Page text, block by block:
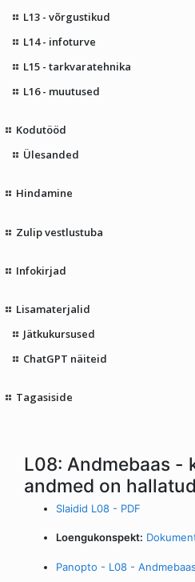
L13 - võrgustikud
L14 - infoturve
L15 - tarkvaratehnika
L16 - muutused
Kodutööd
Ülesanded
Hindamine
Zulip vestlustuba
Infokirjad
Lisamaterjalid
Jätkukursused
ChatGPT näiteid
Tagasiside
L08: Andmebaas -
andmed on hallatud
Slaidid L08 - PDF
Loengukonspekt:
Panopto - L08 -